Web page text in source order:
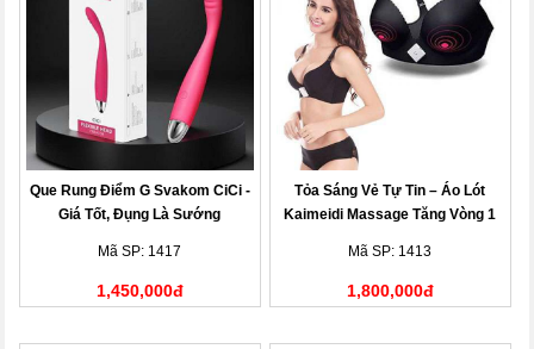
Que Rung Điểm G Svakom CiCi -
Giá Tốt, Đụng Là Sướng
Mã SP: 1417
1,450,000đ
Tỏa Sáng Vẻ Tự Tin – Áo Lót
Kaimeidi Massage Tăng Vòng 1
Mã SP: 1413
1,800,000đ